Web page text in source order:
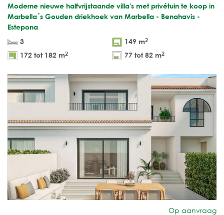
Moderne nieuwe halfvrijstaande villa's met privétuin te koop in
Marbella´s Gouden driekhoek van Marbella - Benahavis -
Estepona
3
149 m2
172 tot 182 m2 77 tot 82 m2
Op aanvraag